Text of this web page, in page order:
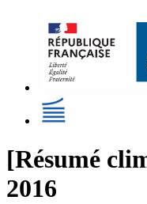
[Résumé
2016